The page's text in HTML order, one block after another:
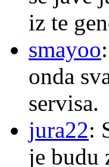
iz te
smayoo
onda
servisa.
jura22:
je budu